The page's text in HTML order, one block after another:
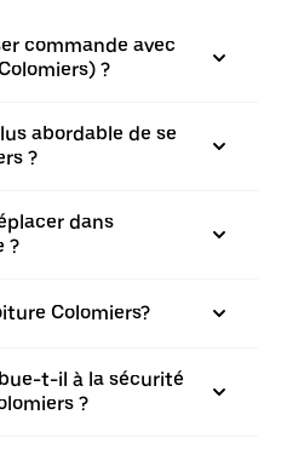
commande avec
?
abordable de se
?
dans
?
Colomiers?
t-il à la sécurité
?